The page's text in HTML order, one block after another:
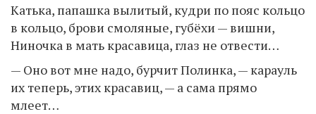
Катька, папашка вылитый, кудри по пояс кольцо
в кольцо, брови смоляные, губёхи — вишни,
Ниночка в мать красавица, глаз не отвести…
— Оно вот мне надо, бурчит Полинка, — карауль
их теперь, этих красавиц, — а сама прямо
млеет…